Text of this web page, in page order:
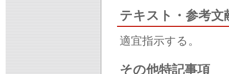
テキスト・参考文
適宜指示する。
その他特記事項